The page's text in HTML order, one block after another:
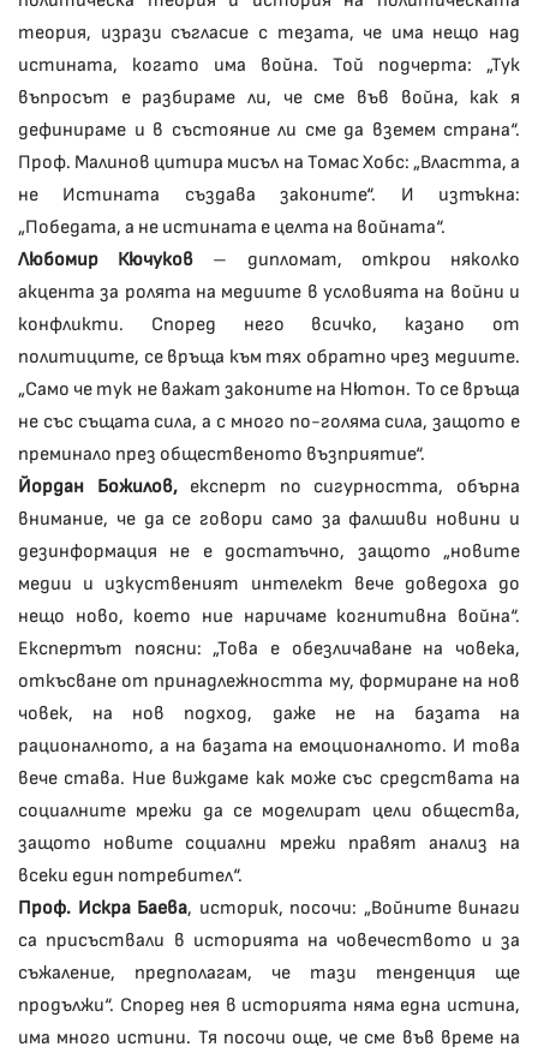
теория, изрази съгласие с тезата, че има нещо над
истината, когато има война. Той подчерта: „Тук
въпросът е разбираме ли, че сме във война, как я
дефинираме и в състояние ли сме да вземем страна“.
Проф. Малинов цитира мисъл на Томас Хобс: „Властта, а
не Истината създава законите“. И изтъкна:
„Победата, а не истината е целта на войната“.
Любомир Кючуков – дипломат, открои няколко
акцента за ролята на медиите в условията на войни и
конфликти. Според него всичко, казано от
политиците, се връща към тях обратно чрез медиите.
„Само че тук не важат законите на Нютон. То се връща
не със същата сила, а с много по-голяма сила, защото е
преминало през общественото възприятие“.
Йордан Божилов,експерт по сигурността, обърна
внимание, че да се говори само за фалшиви новини и
дезинформация не е достатъчно, защото „новите
медии и изкуственият интелект вече доведоха до
нещо ново, което ние наричаме когнитивна война“.
Експертът поясни: „Това е обезличаване на човека,
откъсване от принадлежността му, формиране на нов
човек, на нов подход, даже не на базата на
рационалното, а на базата на емоционалното. И това
вече става. Ние виждаме как може със средствата на
социалните мрежи да се моделират цели общества,
защото новите социални мрежи правят анализ на
всеки един потребител“.
Проф. Искра Баева, историк, посочи: „Войните винаги
са присъствали в историята на човечеството и за
съжаление, предполагам, че тази тенденция ще
продължи“. Според нея в историята няма една истина,
има много истини. Тя посочи още, че сме във време на